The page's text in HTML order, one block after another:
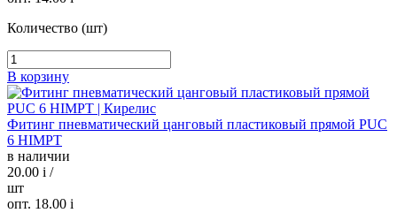
Количество (шт)
В корзину
Фитинг пневматический цанговый пластиковый прямой PUC
6 HIMPT
в наличии
20.00 i /
шт
опт. 18.00 i